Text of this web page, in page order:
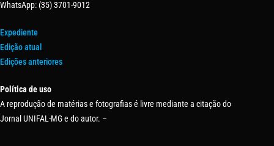
WhatsApp: (35) 3701-9012
Expediente
Edição atual
Edições anteriores
Política de uso
A reprodução de matérias e fotografias é livre mediante a citação do
Jornal UNIFAL-MG e do autor. –